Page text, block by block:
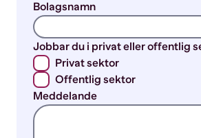
Bolagsnamn
Jobbar du i privat eller offentlig
Privat sektor
Offentlig sektor
Meddelande